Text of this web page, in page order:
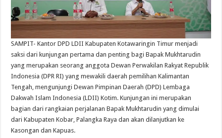
SAMPIT- Kantor DPD LDII Kabupaten Kotawaringin Timur menjadi
saksi dari kunjungan pertama dan penting bagi Bapak Mukhtarudin
yang merupakan seorang anggota Dewan Perwakilan Rakyat Republik
Indonesia (DPR RI) yang mewakili daerah pemilihan Kalimantan
Tengah, mengunjungi Dewan Pimpinan Daerah (DPD) Lembaga
Dakwah Islam Indonesia (LDII) Kotim. Kunjungan ini merupakan
bagian dari rangkaian perjalanan Bapak Mukhtarudin yang dimulai
dari Kabupaten Kobar, Palangka Raya dan akan dilanjutkan ke
Kasongan dan Kapuas.